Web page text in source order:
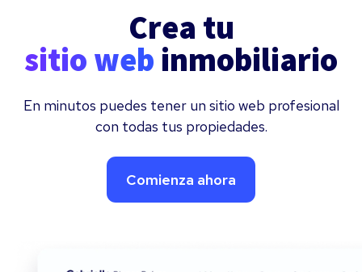
Crea tu
sitio web inmobiliario
En minutos puedes tener un sitio web profesional
con todas tus propiedades.
Comienza ahora